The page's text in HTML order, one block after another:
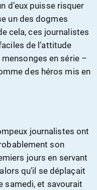
d’eux puisse risquer
un des dogmes
cela, ces journalistes
de l’attitude
en série –
des héros mis en
journalistes ont
son
jours en servant
qu’il se déplaçait
samedi, et savourait